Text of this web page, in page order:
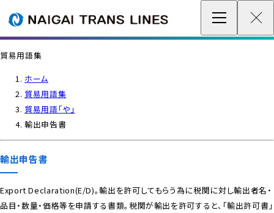
企業情報 / グローバルネットワーク
各種情報
最新情報
貿易用語集
ホーム
貿易用語集
貿易用語「や」
輸出申告書
輸出申告書
Export Declaration(E/D)。輸出を許可してもらう為に税関に対し輸出者名・
品目・数量・価格等を申請する書類。税関が輸出を許可すると、「輸出許可書」